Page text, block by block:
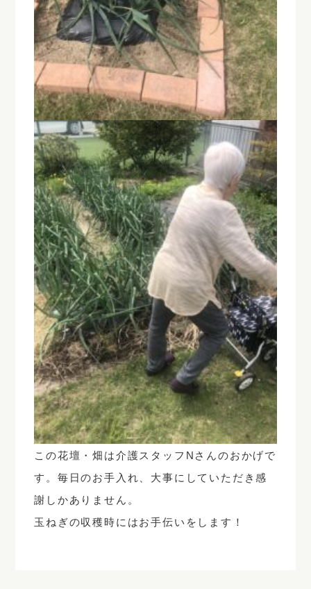
この花壇・畑は介護スタッフNさんのおかげで
す。毎日のお手入れ、大事にしていただき感
謝しかありません。
玉ねぎの収穫時にはお手伝いをします！